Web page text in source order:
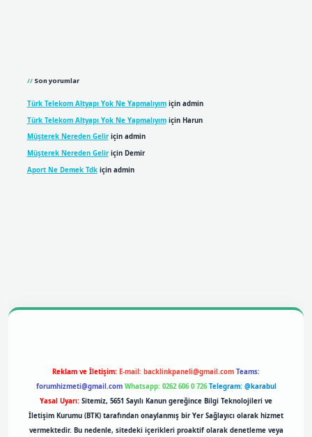
Son yorumlar
Türk Telekom Altyapı Yok Ne Yapmalıyımiçin admin
Türk Telekom Altyapı Yok Ne Yapmalıyımiçin Harun
Müşterek Nereden Geliriçin admin
Müşterek Nereden Geliriçin Demir
Aport Ne Demek Tdkiçin admin
Reklam ve İletişim: E-mail: backlinkpaneli@gmail.com Teams:
forumhizmeti@gmail.com Whatsapp: 0262 606 0 726 Telegram: @karabul
Yasal Uyarı: Sitemiz, 5651 Sayılı Kanun gereğince Bilgi Teknolojileri ve
İletişim Kurumu (BTK) tarafından onaylanmış bir Yer Sağlayıcı olarak hizmet
vermektedir. Bu nedenle, sitedeki içerikleri proaktif olarak denetleme veya